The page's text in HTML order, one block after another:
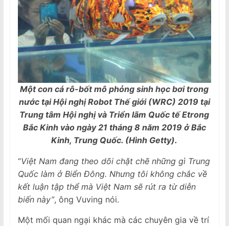
Một con cá rô-bốt mô phỏng sinh học bơi trong
nước tại Hội nghị Robot Thế giới (WRC) 2019 tại
Trung tâm Hội nghị và Triển lãm Quốc tế Etrong
Bắc Kinh vào ngày 21 tháng 8 năm 2019 ở Bắc
Kinh, Trung Quốc. (Hình Getty).
“Việt Nam đang theo dõi chặt chẽ những gì Trung
Quốc làm ở Biển Đông. Nhưng tôi không chắc về
kết luận tập thể mà Việt Nam sẽ rút ra từ diễn
biến này”, ông Vuving nói.
Một mối quan ngại khác mà các chuyên gia về trí